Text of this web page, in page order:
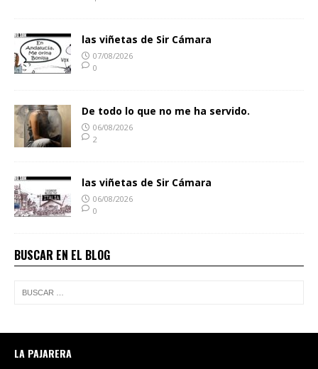
las viñetas de Sir Cámara
07/08/2026
0
De todo lo que no me ha servido.
06/08/2026
2
las viñetas de Sir Cámara
06/08/2026
0
BUSCAR EN EL BLOG
LA PAJARERA